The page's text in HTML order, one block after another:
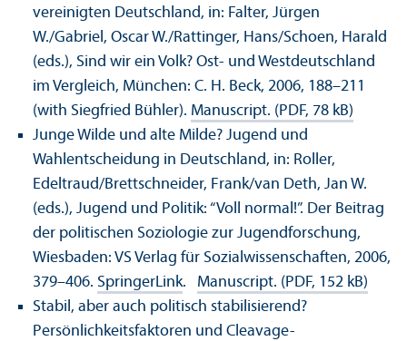
vereinigten Deutschland, in: Falter, Jürgen
W./Gabriel, Oscar W./Rattinger, Hans/Schoen, Harald
(eds.), Sind wir ein Volk? Ost- und Westdeutschland
im Vergleich, München: C. H. Beck, 2006, 188–211
(with Siegfried Bühler). Manuscript. (PDF, 78 kB)
Junge Wilde und alte Milde? Jugend und
Wahlentscheidung in Deutschland, in: Roller,
Edeltraud/Brettschneider, Frank/van Deth, Jan W.
(eds.), Jugend und Politik: “Voll normal!”. Der Beitrag
der politischen Soziologie zur Jugendforschung,
Wiesbaden: VS Verlag für Sozialwissenschaften, 2006,
379–406. SpringerLink. Manuscript. (PDF, 152 kB)
Stabil, aber auch politisch stabilisierend?
Persönlichkeitsfaktoren und Cleavage-